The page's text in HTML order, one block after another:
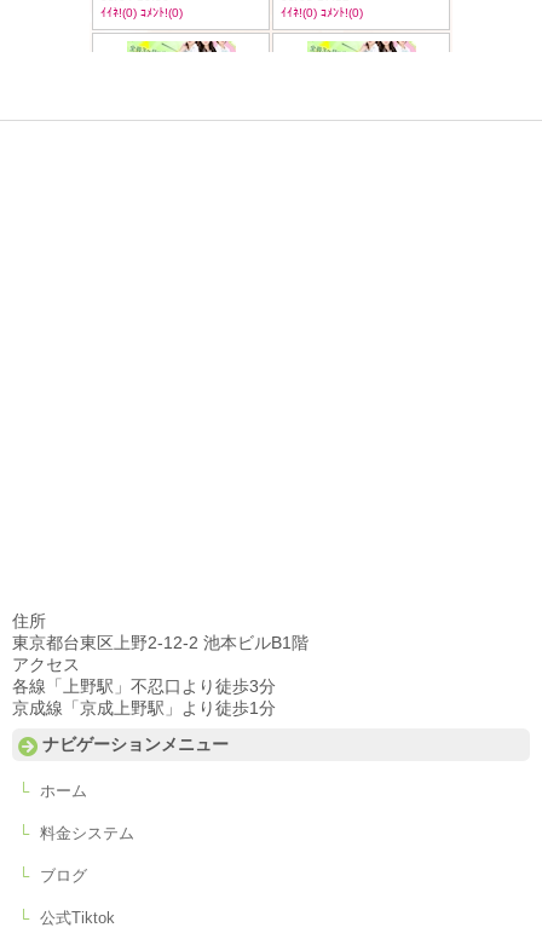
住所
東京都台東区上野2-12-2 池本ビルB1階
アクセス
各線「上野駅」不忍口より徒歩3分
京成線「京成上野駅」より徒歩1分
ナビゲーションメニュー
ホーム
料金システム
ブログ
公式Tiktok